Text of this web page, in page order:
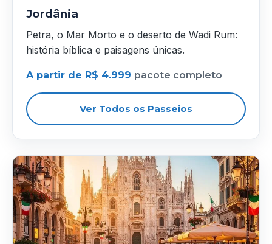
Jordânia
Petra, o Mar Morto e o deserto de Wadi Rum:
história bíblica e paisagens únicas.
A partir de R$ 4.999 pacote completo
Ver Todos os Passeios